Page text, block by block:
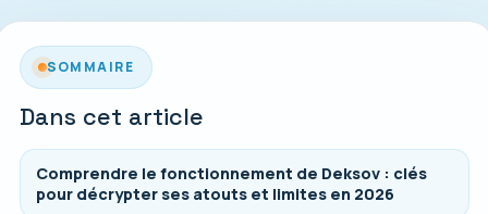
SOMMAIRE
Dans cet article
Comprendre le fonctionnement de Deksov : clés
pour décrypter ses atouts et limites en 2026